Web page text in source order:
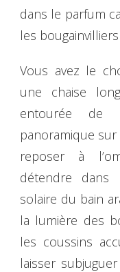
dans le parfum
les
Vous avez le
une chaise
entourée de
panoramique
reposer à
détendre dans
solaire du bain
la lumière des
les coussins
laisser